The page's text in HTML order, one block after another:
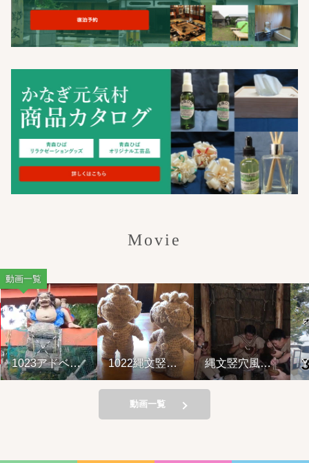
Movie
動画一覧
アドベン
ーライド&
1022縄文竪穴
風住居設営と
縄文竪穴風住
居設営と縄文
ブが
動画一覧